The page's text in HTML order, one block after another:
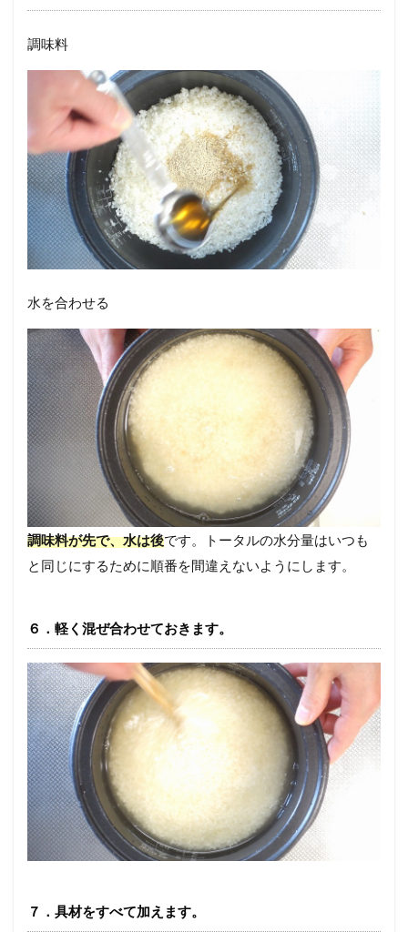
調味料
水を合わせる
調味料が先で、水は後です。トータルの水分量はいつも
と同じにするために順番を間違えないようにします。
６．軽く混ぜ合わせておきます。
７．具材をすべて加えます。